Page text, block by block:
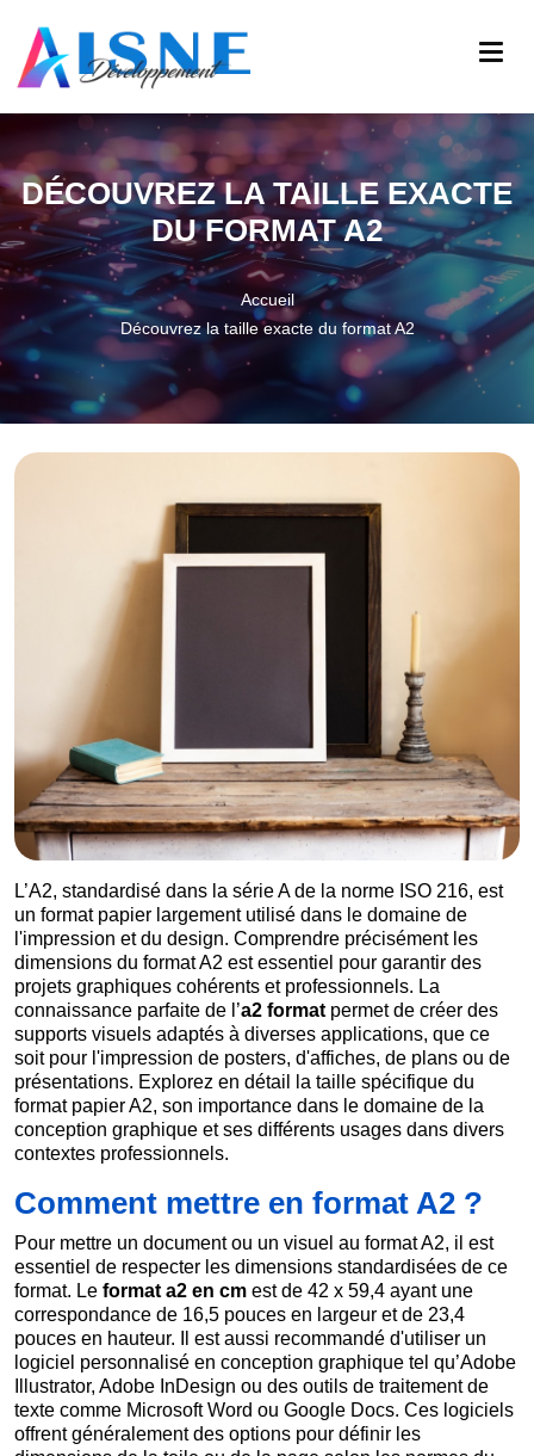
DÉCOUVREZ LA TAILLE EXACTE
DU FORMAT A2
Accueil
Découvrez la taille exacte du format A2
L’A2, standardisé dans la série A de la norme ISO 216, est
un format papier largement utilisé dans le domaine de
l'impression et du design. Comprendre précisément les
dimensions du format A2 est essentiel pour garantir des
projets graphiques cohérents et professionnels. La
connaissance parfaite de l’a2 format permet de créer des
supports visuels adaptés à diverses applications, que ce
soit pour l'impression de posters, d'affiches, de plans ou de
présentations. Explorez en détail la taille spécifique du
format papier A2, son importance dans le domaine de la
conception graphique et ses différents usages dans divers
contextes professionnels.
Comment mettre en format A2 ?
Pour mettre un document ou un visuel au format A2, il est
essentiel de respecter les dimensions standardisées de ce
format. Le format a2 en cm est de 42 x 59,4 ayant une
correspondance de 16,5 pouces en largeur et de 23,4
pouces en hauteur. Il est aussi recommandé d'utiliser un
logiciel personnalisé en conception graphique tel qu’Adobe
Illustrator, Adobe InDesign ou des outils de traitement de
texte comme Microsoft Word ou Google Docs. Ces logiciels
offrent généralement des options pour définir les